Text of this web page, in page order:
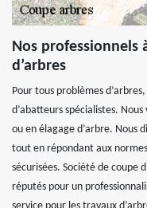
Nos professionnels
d’arbres
Pour tous problèmes
d’abatteurs spécialistes.
ou en élagage d’arbre. Nous
tout en répondant aux
sécurisées. Société de coupe
réputés pour un